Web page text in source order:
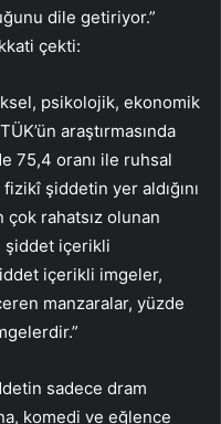
dile getiriyor.”
çekti:
psikolojik, ekonomik
araştırmasında
75,4 oranı ile ruhsal
şiddetin yer aldığını
rahatsız olunan
şiddet içerikli
içerikli imgeler,
manzaralar, yüzde
sadece dram
komedi ve eğlence